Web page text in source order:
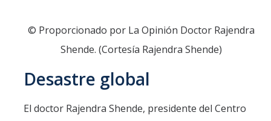
© Proporcionado por La Opinión Doctor Rajendra
Shende. (Cortesía Rajendra Shende)
Desastre global
El doctor Rajendra Shende, presidente del Centro